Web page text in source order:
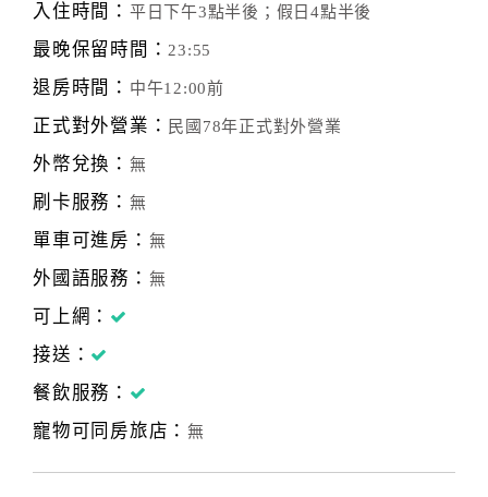
入住時間： 平日下午3點半後；假日4點半後
最晚保留時間：23:55
退房時間： 中午12:00前
正式對外營業： 民國78年正式對外營業
外幣兌換： 無
刷卡服務： 無
單車可進房： 無
外國語服務： 無
可上網：
接送：
餐飲服務：
寵物可同房旅店： 無